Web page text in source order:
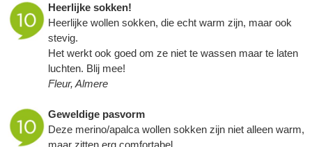
Heerlijke sokken!
Heerlijke wollen sokken, die echt warm zijn, maar ook
stevig.
Het werkt ook goed om ze niet te wassen maar te laten
luchten. Blij mee!
Fleur, Almere
Geweldige pasvorm
Deze merino/apalca wollen sokken zijn niet alleen warm,
maar zitten erg comfortabel